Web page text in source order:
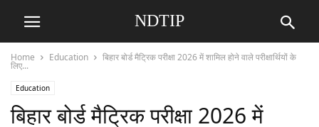
NDTIP
Home Education बिहार बोर्ड मैट्रिक परीक्षा 2026 में शामिल होने वाले परीक्षार्थियों के
लिए...
Education
बिहार बोर्ड मैट्रिक परीक्षा 2026 में